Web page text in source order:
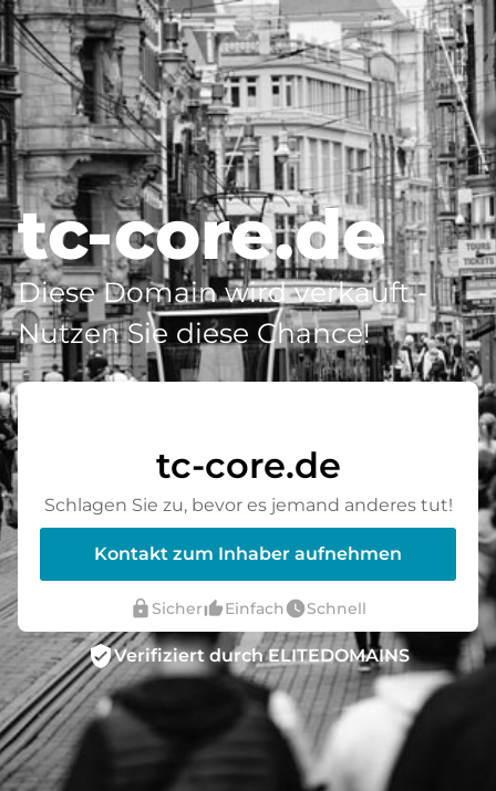
tc-core.de
Diese Domain wird verkauft -
Nutzen Sie diese Chance!
tc-core.de
Schlagen Sie zu, bevor es jemand anderes tut!
Kontakt zum Inhaber aufnehmen
lock Sicherthumb_up_altEinfachwatch_laterSchnell
verified_userVerifiziert durch ELITEDOMAINS